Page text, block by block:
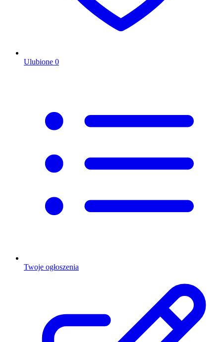
Ulubione 0
Twoje ogłoszenia